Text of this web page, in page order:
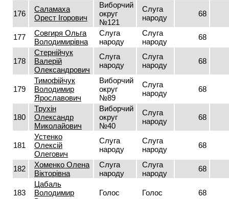
176
Саламаха
Орест Ігорович
Виборчий
округ
№121
Слуга
народу
68
177
Совгиря Ольга
Володимирівна
Слуга
народу
Слуга
народу
68
178
Стернійчук
Валерій
Олександрович
Слуга
народу
Слуга
народу
68
179
Тимофійчук
Володимир
Ярославович
Виборчий
округ
№89
Слуга
народу
68
180
Трухін
Олександр
Миколайович
Виборчий
округ
№40
Слуга
народу
68
181
Устенко
Олексій
Олегович
Слуга
народу
Слуга
народу
68
182
Хоменко Олена
Вікторівна
Слуга
народу
Слуга
народу
68
183
Цабаль
Володимир
Голос Голос 68